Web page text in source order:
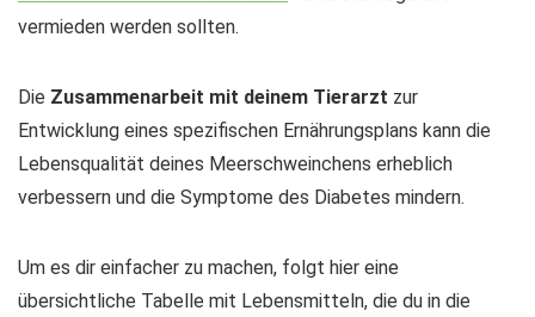
vermieden werden sollten.
Die Zusammenarbeit mit deinem Tierarzt zur
Entwicklung eines spezifischen Ernährungsplans kann die
Lebensqualität deines Meerschweinchens erheblich
verbessern und die Symptome des Diabetes mindern.
Um es dir einfacher zu machen, folgt hier eine
übersichtliche Tabelle mit Lebensmitteln, die du in die